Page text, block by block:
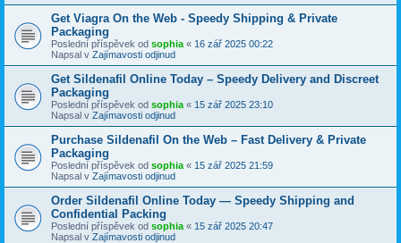
Get Viagra On the Web - Speedy Shipping & Private
Packaging
Poslední příspěvek od sophia « 16 zář 2025 00:22
Napsal v Zajímavosti odjinud
Get Sildenafil Online Today – Speedy Delivery and Discreet
Packaging
Poslední příspěvek od sophia « 15 zář 2025 23:10
Napsal v Zajímavosti odjinud
Purchase Sildenafil On the Web – Fast Delivery & Private
Packaging
Poslední příspěvek od sophia « 15 zář 2025 21:59
Napsal v Zajímavosti odjinud
Order Sildenafil Online Today — Speedy Shipping and
Confidential Packing
Poslední příspěvek od sophia « 15 zář 2025 20:47
Napsal v Zajímavosti odjinud